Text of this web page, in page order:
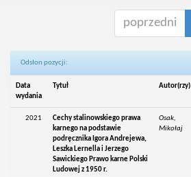
poprzedni
Odsłon pozycji:
Data
wydania
Tytuł Autor(rzy)
2021
Cechy stalinowskiego prawa
karnego na podstawie
podręcznika Igora Andrejewa,
Leszka Lernella i Jerzego
Sawickiego Prawo karne Polski
Ludowej z 1950 r.
Osak,
Mikołaj